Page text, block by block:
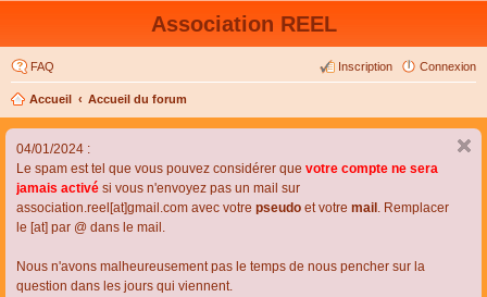
Association REEL
FAQ Connexion
Inscription
Accueil Accueil du forum
04/01/2024 :
Le spam est tel que vous pouvez considérer que votre compte ne sera
jamais activé si vous n'envoyez pas un mail sur
association.reel[at]gmail.com avec votre pseudo et votre mail . Remplacer
le [at] par @ dans le mail.
Nous n'avons malheureusement pas le temps de nous pencher sur la
question dans les jours qui viennent.